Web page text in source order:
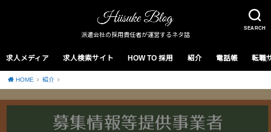
SEARCH
派遣会社の採用責任者が運営するネタ話
求人メディア 求人検索サイト HOW TO 採用 紹介 電話帳 転職
HOME 紹介